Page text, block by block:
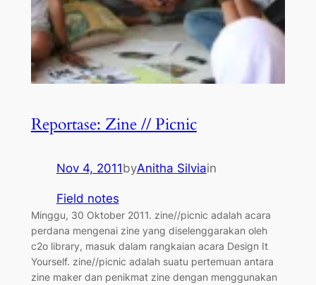
Reportase: Zine // Picnic
Nov 4, 2011byAnitha Silviain
Field notes
Minggu, 30 Oktober 2011. zine//picnic adalah acara
perdana mengenai zine yang diselenggarakan oleh
c2o library, masuk dalam rangkaian acara Design It
Yourself. zine//picnic adalah suatu pertemuan antara
zine maker dan penikmat zine dengan menggunakan